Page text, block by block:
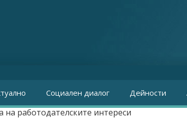
Социален диалог Дейности
на работодателските интереси